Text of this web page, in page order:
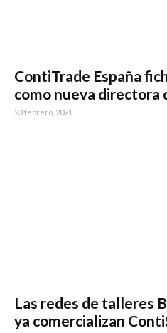
ContiTrade España
como nueva directora
23 febrero, 2021
Las redes de talleres
ya comercializan